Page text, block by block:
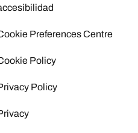
Preferences Centre
Policy
Policy